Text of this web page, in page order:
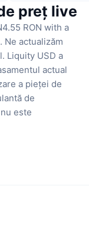
preț live
RON with a
Ne actualizăm
Liquity USD a
actual
a pieței de
de
este